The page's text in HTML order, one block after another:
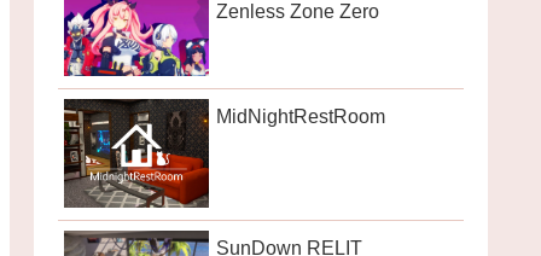
Zenless Zone Zero
MidNightRestRoom
SunDown RELIT